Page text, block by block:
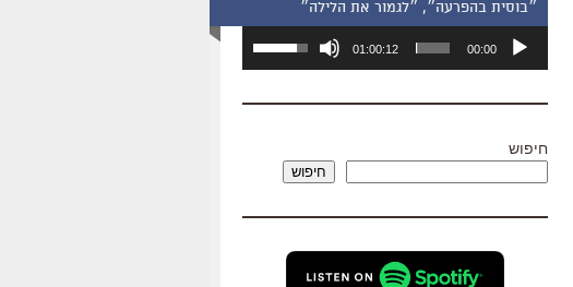
״בוסית בהפרעה״, ״לגמור את הלילה״
אודיו
00:00
01:00:12
השתמש
כדי
שמע.
חיפוש
חיפוש